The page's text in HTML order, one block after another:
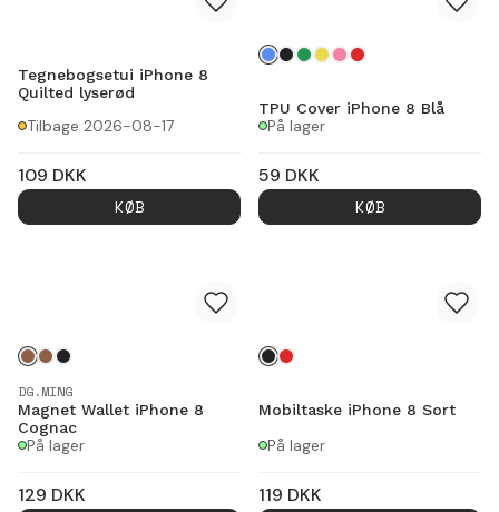
Tegnebogsetui iPhone 8
Quilted lyserød
Tilbage 2026-08-17
109 DKK
KØB
TPU Cover iPhone 8 Blå
På lager
59 DKK
KØB
DG.MING
Magnet Wallet iPhone 8
Cognac
På lager
129 DKK
Mobiltaske iPhone 8 Sort
På lager
119 DKK